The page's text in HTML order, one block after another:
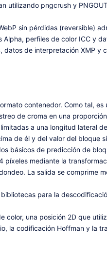
utilizando pngcrush y
sin pérdidas (reversible)
perfiles de color ICC y
de interpretación XMP y
contenedor. Como tal, es
de croma en una
a una longitud lateral
de él y del valor del bloque
básicos de predicción de
mediante la
La salida se comprime
para la
una posición 2D que
la codificación Hoffman y la